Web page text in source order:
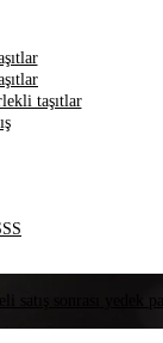
taşıtlar
sonrası yedek